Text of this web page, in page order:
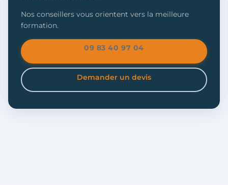
Nos conseillers vous orientent vers la meilleure
formation.
09 83 40 97 04
Demander un devis